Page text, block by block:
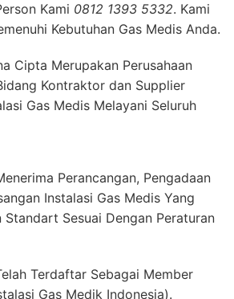
Kami 0812 1393 5332. Kami
Kebutuhan Gas Medis Anda.
Cipta Merupakan Perusahaan
Kontraktor dan Supplier
Gas Medis Melayani Seluruh
Perancangan, Pengadaan
Instalasi Gas Medis Yang
Standart Sesuai Dengan Peraturan
Terdaftar Sebagai Member
Gas Medik Indonesia).